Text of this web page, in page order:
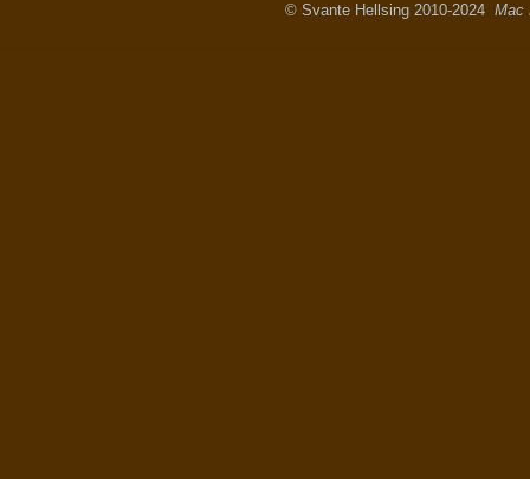
© Svante Hellsing 2010-2024 Mac